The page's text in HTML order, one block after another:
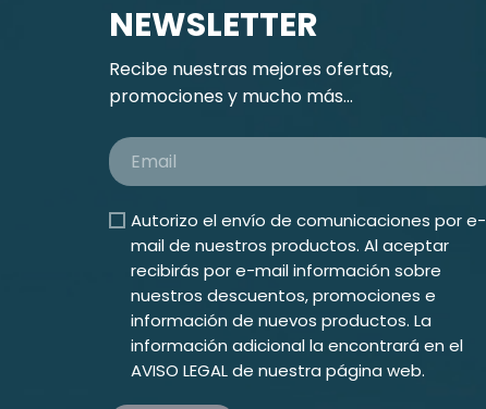
NEWSLETTER
Recibe nuestras mejores ofertas,
promociones y mucho más...
Autorizo el envío de comunicaciones por e-
mail de nuestros productos. Al aceptar
recibirás por e-mail información sobre
nuestros descuentos, promociones e
información de nuevos productos. La
información adicional la encontrará en el
AVISO LEGALde nuestra página web.